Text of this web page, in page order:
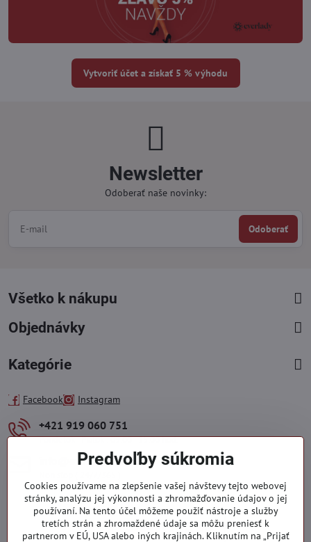
Vytvoriť účet a získať 5 % výhodu
Newsletter
Odoberať naše novinky:
Odoberať
Všetko k nákupu
Objednávky
Kategórie
Facebook Instagram
+421 919 060 751
Pondelok - Piatok : 09:00 - 15:00 hod.
info​@everlady​.eu
Predvoľby súkromia
Cookies používame na zlepšenie vašej návštevy tejto webovej
stránky, analýzu jej výkonnosti a zhromažďovanie údajov o jej
používaní. Na tento účel môžeme použiť nástroje a služby
tretích strán a zhromaždené údaje sa môžu preniesť k
partnerom v EÚ, USA alebo iných krajinách. Kliknutím na „Prijať